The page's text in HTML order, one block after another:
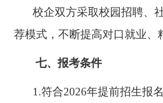
校企双方采取校园招聘、
荐模式，不断提高对口就业、
七、报考条件
1.符合2026年提前招生报